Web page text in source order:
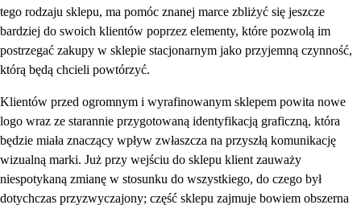
tego rodzaju sklepu, ma pomóc znanej marce zbliżyć się jeszcze
bardziej do swoich klientów poprzez elementy, które pozwolą im
postrzegać zakupy w sklepie stacjonarnym jako przyjemną czynność,
którą będą chcieli powtórzyć.
Klientów przed ogromnym i wyrafinowanym sklepem powita nowe
logo wraz ze starannie przygotowaną identyfikacją graficzną, która
będzie miała znaczący wpływ zwłaszcza na przyszłą komunikację
wizualną marki. Już przy wejściu do sklepu klient zauważy
niespotykaną zmianę w stosunku do wszystkiego, do czego był
dotychczas przyzwyczajony; część sklepu zajmuje bowiem obszerna